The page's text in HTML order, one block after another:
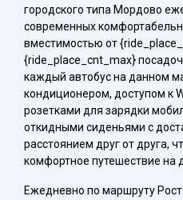
городского типа Мордово
современных
вместимостью от
{ride_place_cnt_max}
каждый автобус на данном
кондиционером, доступом к
розетками для зарядки
откидными сиденьями с
расстоянием друг от друга,
комфортное путешествие на
Ежедневно по маршруту